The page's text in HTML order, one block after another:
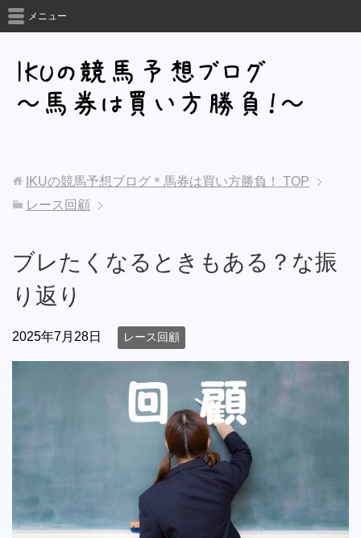
メニュー
IKUの競馬予想ブログ＊馬券は買い方勝負！
TOP
レース回顧
ブレたくなるときもある？な振
り返り
2025年7月28日 レース回顧